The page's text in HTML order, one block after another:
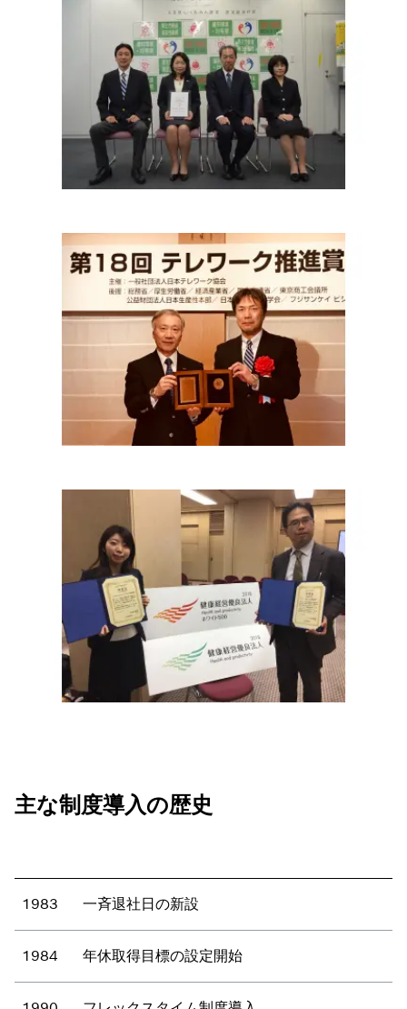
主な制度導入の歴史
1983 一斉退社日の新設
1984 年休取得目標の設定開始